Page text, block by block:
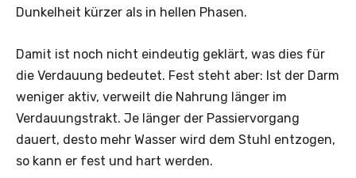
Dunkelheit kürzer als in hellen Phasen.
Damit ist noch nicht eindeutig geklärt, was dies für
die Verdauung bedeutet. Fest steht aber: Ist der Darm
weniger aktiv, verweilt die Nahrung länger im
Verdauungstrakt. Je länger der Passiervorgang
dauert, desto mehr Wasser wird dem Stuhl entzogen,
so kann er fest und hart werden.